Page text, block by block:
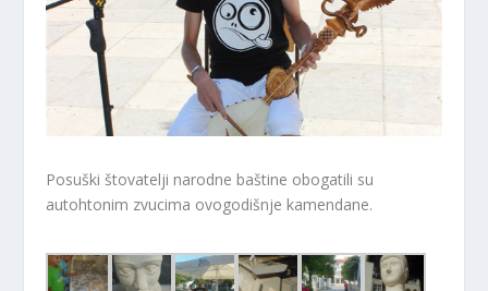
Posuški štovatelji narodne baštine obogatili su
autohtonim zvucima ovogodišnje kamendane.